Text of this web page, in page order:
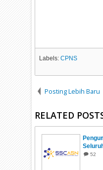
Labels:CPNS
Posting Lebih Baru
RELATED
52